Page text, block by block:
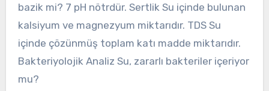
bazik mi? 7 pH nötrdür. Sertlik Su içinde bulunan
kalsiyum ve magnezyum miktarıdır. TDS Su
içinde çözünmüş toplam katı madde miktarıdır.
Bakteriyolojik Analiz Su, zararlı bakteriler içeriyor
mu?